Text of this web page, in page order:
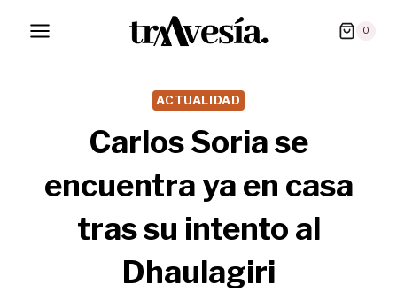
0
ACTUALIDAD
Carlos Soria se
encuentra ya en casa
tras su intento al
Dhaulagiri